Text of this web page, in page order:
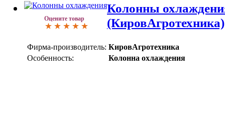
Оцените товар
Колонны
(КировАгротехника)
Фирма-производитель: КировАгротехника
Особенность:
Колонна охлаждения